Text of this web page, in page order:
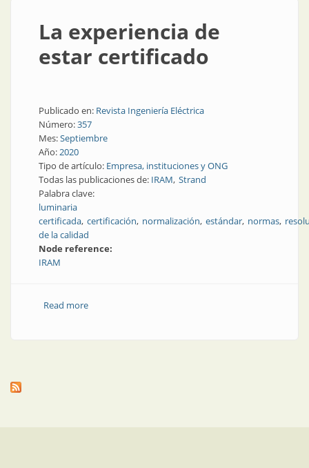
La experiencia de
estar certificado
Publicado en: Revista Ingeniería Eléctrica
Número:357
Mes:Septiembre
Año:2020
Tipo de artículo: Empresa, instituciones y ONG
Todas las publicaciones de: IRAM Strand
Palabra clave:
luminaria
certificada certificación normalización estándar normas
de la calidad
Node reference:
IRAM
Read moreabout La experiencia de estar certificado